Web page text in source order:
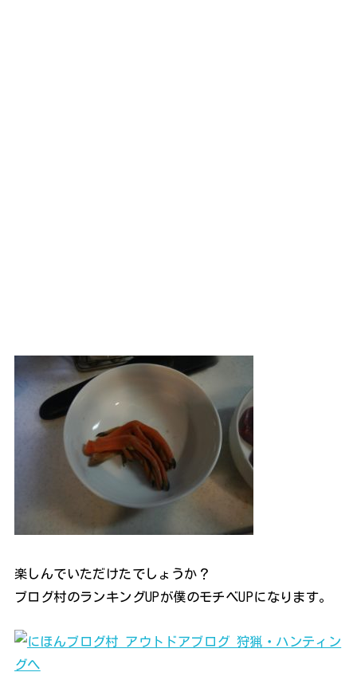
楽しんでいただけたでしょうか？
ブログ村のランキングUPが僕のモチベUPになります。